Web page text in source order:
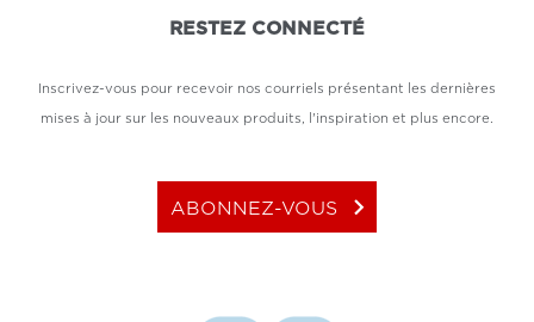
RESTEZ CONNECTÉ
Inscrivez-vous pour recevoir nos courriels présentant les dernières
mises à jour sur les nouveaux produits, l'inspiration et plus encore.
ABONNEZ-VOUS keyboard_arrow_right